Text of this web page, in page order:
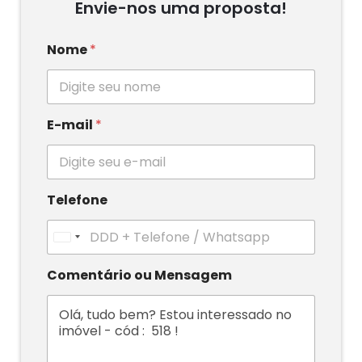
Envie-nos uma proposta!
Nome*
E-mail *
Telefone
n
i
d
S
Comentário ou Mensagem